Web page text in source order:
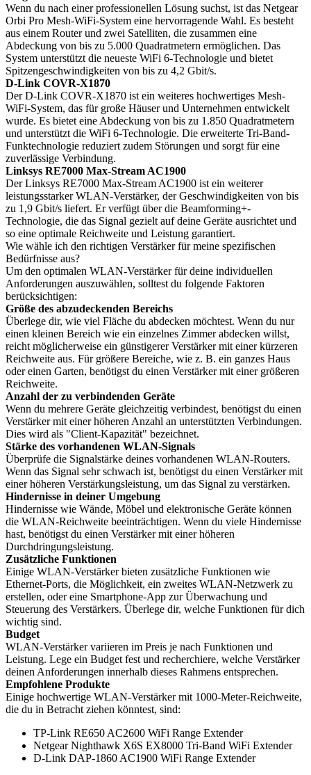
Wenn du nach einer professionellen Lösung suchst, ist das Netgear
Orbi Pro Mesh-WiFi-System eine hervorragende Wahl. Es besteht
aus einem Router und zwei Satelliten, die zusammen eine
Abdeckung von bis zu 5.000 Quadratmetern ermöglichen. Das
System unterstützt die neueste WiFi 6-Technologie und bietet
Spitzengeschwindigkeiten von bis zu 4,2 Gbit/s.
D-Link COVR-X1870
Der D-Link COVR-X1870 ist ein weiteres hochwertiges Mesh-
WiFi-System, das für große Häuser und Unternehmen entwickelt
wurde. Es bietet eine Abdeckung von bis zu 1.850 Quadratmetern
und unterstützt die WiFi 6-Technologie. Die erweiterte Tri-Band-
Funktechnologie reduziert zudem Störungen und sorgt für eine
zuverlässige Verbindung.
Linksys RE7000 Max-Stream AC1900
Der Linksys RE7000 Max-Stream AC1900 ist ein weiterer
leistungsstarker WLAN-Verstärker, der Geschwindigkeiten von bis
zu 1,9 Gbit/s liefert. Er verfügt über die Beamforming+-
Technologie, die das Signal gezielt auf deine Geräte ausrichtet und
so eine optimale Reichweite und Leistung garantiert.
Wie wähle ich den richtigen Verstärker für meine spezifischen
Bedürfnisse aus?
Um den optimalen WLAN-Verstärker für deine individuellen
Anforderungen auszuwählen, solltest du folgende Faktoren
berücksichtigen:
Größe des abzudeckenden Bereichs
Überlege dir, wie viel Fläche du abdecken möchtest. Wenn du nur
einen kleinen Bereich wie ein einzelnes Zimmer abdecken willst,
reicht möglicherweise ein günstigerer Verstärker mit einer kürzeren
Reichweite aus. Für größere Bereiche, wie z. B. ein ganzes Haus
oder einen Garten, benötigst du einen Verstärker mit einer größeren
Reichweite.
Anzahl der zu verbindenden Geräte
Wenn du mehrere Geräte gleichzeitig verbindest, benötigst du einen
Verstärker mit einer höheren Anzahl an unterstützten Verbindungen.
Dies wird als "Client-Kapazität" bezeichnet.
Stärke des vorhandenen WLAN-Signals
Überprüfe die Signalstärke deines vorhandenen WLAN-Routers.
Wenn das Signal sehr schwach ist, benötigst du einen Verstärker mit
einer höheren Verstärkungsleistung, um das Signal zu verstärken.
Hindernisse in deiner Umgebung
Hindernisse wie Wände, Möbel und elektronische Geräte können
die WLAN-Reichweite beeinträchtigen. Wenn du viele Hindernisse
hast, benötigst du einen Verstärker mit einer höheren
Durchdringungsleistung.
Zusätzliche Funktionen
Einige WLAN-Verstärker bieten zusätzliche Funktionen wie
Ethernet-Ports, die Möglichkeit, ein zweites WLAN-Netzwerk zu
erstellen, oder eine Smartphone-App zur Überwachung und
Steuerung des Verstärkers. Überlege dir, welche Funktionen für dich
wichtig sind.
Budget
WLAN-Verstärker variieren im Preis je nach Funktionen und
Leistung. Lege ein Budget fest und recherchiere, welche Verstärker
deinen Anforderungen innerhalb dieses Rahmens entsprechen.
Empfohlene Produkte
Einige hochwertige WLAN-Verstärker mit 1000-Meter-Reichweite,
die du in Betracht ziehen könntest, sind:
TP-Link RE650 AC2600 WiFi Range Extender
Netgear Nighthawk X6S EX8000 Tri-Band WiFi Extender
D-Link DAP-1860 AC1900 WiFi Range Extender